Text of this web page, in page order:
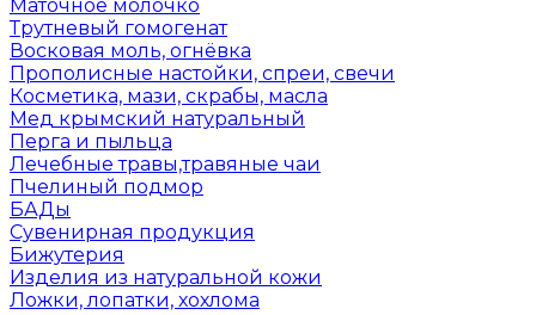
Маточное молочко
Трутневый гомогенат
Восковая моль, огнёвка
Прополисные настойки, спреи, свечи
Косметика, мази, скрабы, масла
Мед крымский натуральный
Перга и пыльца
Лечебные травы,травяные чаи
Пчелиный подмор
БАДы
Сувенирная продукция
Бижутерия
Изделия из натуральной кожи
Ложки, лопатки, хохлома